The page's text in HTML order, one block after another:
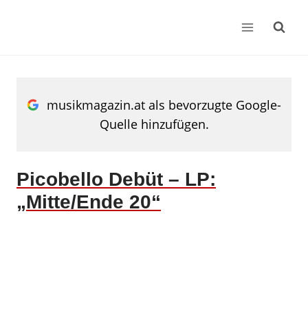
musikmagazin.at als bevorzugte Google-
Quelle hinzufügen.
Picobello Debüt – LP:
„Mitte/Ende 20“